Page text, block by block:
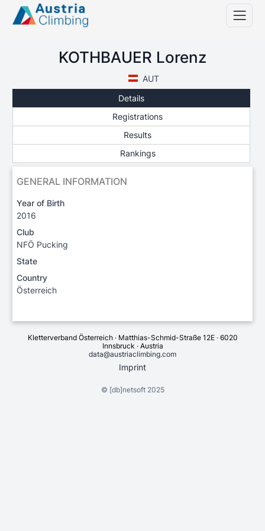
KOTHBAUER Lorenz
AUT
Details
Registrations
Results
Rankings
GENERAL INFORMATION
Year of Birth
2016
Club
NFÖ Pucking
State
Country
Österreich
Kletterverband Österreich · Matthias-Schmid-Straße 12E · 6020
Innsbruck · Austria
data@austriaclimbing.com
Imprint
© [db]netsoft2025